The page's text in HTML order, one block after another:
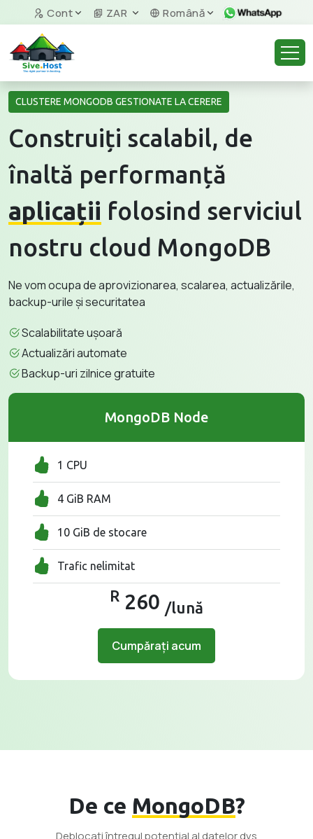
Cont ZAR Română
CLUSTERE MONGODB GESTIONATE LA CERERE
Construiți scalabil, de
înaltă performanță
aplicații folosind serviciul
nostru cloud MongoDB
Ne vom ocupa de aprovizionarea, scalarea, actualizările,
backup-urile și securitatea
Scalabilitate ușoară
Actualizări automate
Backup-uri zilnice gratuite
MongoDB Node
1 CPU
4 GiB RAM
10 GiB de stocare
Trafic nelimitat
R 260 /lună
Cumpărați acum
De ce MongoDB?
Deblocați întregul potențial al datelor dvs